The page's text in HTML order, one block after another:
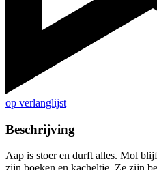
op verlanglijst
Beschrijving
Aap is stoer en durft alles. Mol